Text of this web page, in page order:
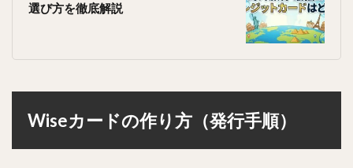
選び方を徹底解説
Wiseカードの作り方（発行手順）